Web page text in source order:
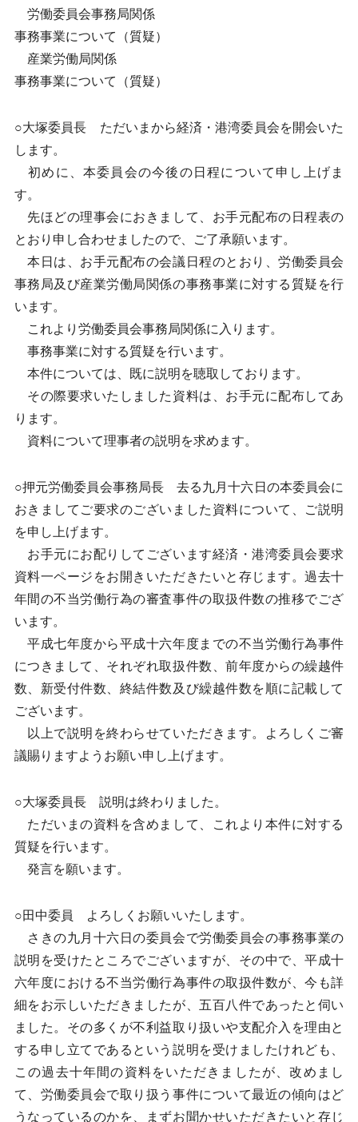
労働委員会事務局関係
事務事業について（質疑）
産業労働局関係
事務事業について（質疑）
○大塚委員長 ただいまから経済・港湾委員会を開会いた
します。
初めに、本委員会の今後の日程について申し上げま
す。
先ほどの理事会におきまして、お手元配布の日程表の
とおり申し合わせましたので、ご了承願います。
本日は、お手元配布の会議日程のとおり、労働委員会
事務局及び産業労働局関係の事務事業に対する質疑を行
います。
これより労働委員会事務局関係に入ります。
事務事業に対する質疑を行います。
本件については、既に説明を聴取しております。
その際要求いたしました資料は、お手元に配布してあ
ります。
資料について理事者の説明を求めます。
○押元労働委員会事務局長 去る九月十六日の本委員会に
おきましてご要求のございました資料について、ご説明
を申し上げます。
お手元にお配りしてございます経済・港湾委員会要求
資料一ページをお開きいただきたいと存じます。過去十
年間の不当労働行為の審査事件の取扱件数の推移でござ
います。
平成七年度から平成十六年度までの不当労働行為事件
につきまして、それぞれ取扱件数、前年度からの繰越件
数、新受付件数、終結件数及び繰越件数を順に記載して
ございます。
以上で説明を終わらせていただきます。よろしくご審
議賜りますようお願い申し上げます。
○大塚委員長 説明は終わりました。
ただいまの資料を含めまして、これより本件に対する
質疑を行います。
発言を願います。
○田中委員 よろしくお願いいたします。
さきの九月十六日の委員会で労働委員会の事務事業の
説明を受けたところでございますが、その中で、平成十
六年度における不当労働行為事件の取扱件数が、今も詳
細をお示しいただきましたが、五百八件であったと伺い
ました。その多くが不利益取り扱いや支配介入を理由と
する申し立てであるという説明を受けましたけれども、
この過去十年間の資料をいただきましたが、改めまし
て、労働委員会で取り扱う事件について最近の傾向はど
うなっているのかを、まずお聞かせいただきたいと存じ